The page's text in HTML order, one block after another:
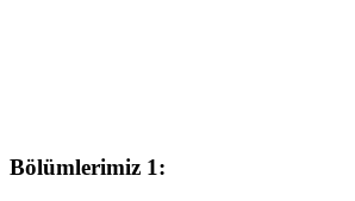
Bölümlerimiz 1: